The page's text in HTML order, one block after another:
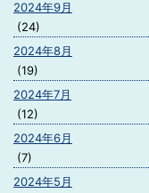
2024年9月
(24)
2024年8月
(19)
2024年7月
(12)
2024年6月
(7)
2024年5月